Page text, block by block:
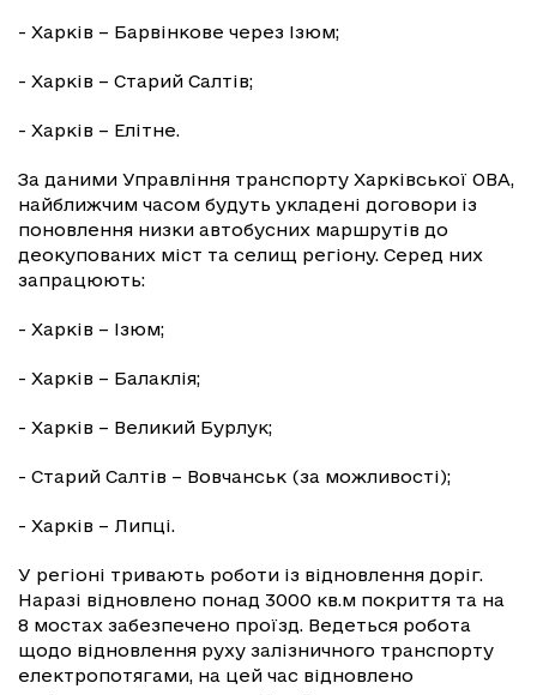
- Харків – Барвінкове через Ізюм;
- Харків – Старий Салтів;
- Харків – Елітне.
За даними Управління транспорту Харківської ОВА,
найближчим часом будуть укладені договори із
поновлення низки автобусних маршрутів до
деокупованих міст та селищ регіону. Серед них
запрацюють:
- Харків – Ізюм;
- Харків – Балаклія;
- Харків – Великий Бурлук;
- Старий Салтів – Вовчанськ (за можливості);
- Харків – Липці.
У регіоні тривають роботи із відновлення доріг.
Наразі відновлено понад 3000 кв.м покриття та на
8 мостах забезпечено проїзд. Ведеться робота
щодо відновлення руху залізничного транспорту
електропотягами, на цей час відновлено